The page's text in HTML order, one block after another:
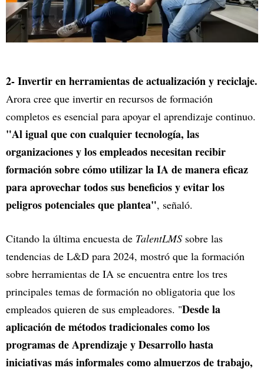
2- Invertir en herramientas de actualización y reciclaje.
Arora cree que invertir en recursos de formación
completos es esencial para apoyar el aprendizaje continuo.
"Al igual que con cualquier tecnología, las
organizaciones y los empleados necesitan recibir
formación sobre cómo utilizar la IA de manera eficaz
para aprovechar todos sus beneficios y evitar los
peligros potenciales que plantea", señaló.
Citando la última encuesta de TalentLMS sobre las
tendencias de L&D para 2024, mostró que la formación
sobre herramientas de IA se encuentra entre los tres
principales temas de formación no obligatoria que los
empleados quieren de sus empleadores. "Desde la
aplicación de métodos tradicionales como los
programas de Aprendizaje y Desarrollo hasta
iniciativas más informales como almuerzos de trabajo,